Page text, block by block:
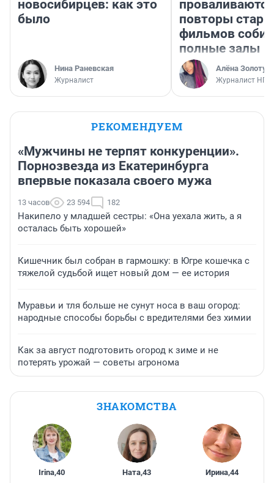
новосибирцев: как это
было
Нина Раневская
Журналист
повторы
фильмов
полные залы
Алёна
Журналист НГС
РЕКОМЕНДУЕМ
«Мужчины не терпят конкуренции».
Порнозвезда из Екатеринбурга
впервые показала своего мужа
13 часов 23 594 182
Накипело у младшей сестры: «Она уехала жить, а я
осталась быть хорошей»
Кишечник был собран в гармошку: в Югре кошечка с
тяжелой судьбой ищет новый дом — ее история
Муравьи и тля больше не сунут носа в ваш огород:
народные способы борьбы с вредителями без химии
Как за август подготовить огород к зиме и не
потерять урожай — советы агронома
ЗНАКОМСТВА
Irina,40 Ната,43 Ирина,44